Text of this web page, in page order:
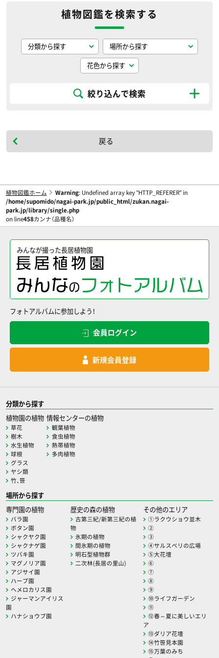
植物図鑑を検索する
絞り込んで検索
戻る
植物図鑑ホーム Warning: Undefined array key "HTTP_REFERER" in
/home/supomido/nagai-park.jp/public_html/zukan.nagai-
park.jp/library/single.php
on line458カンナ（品種名）
みんなが撮った長居植物園
フォトアルバムに参加しよう！
会員ログイン
新規会員登録
分類から探す
植物園の植物
草花
樹木
水生植物
球根
グラス
ヤシ類
竹、笹
情報センターの植物
観葉植物
食虫植物
熱帯植物
多肉植物
場所から探す
専門園の植物
バラ園
ボタン園
シャクヤク園
シャクナゲ園
ツバキ園
マグノリア園
アジサイ園
ハーブ園
ヘメロカリス園
ジャーマンアイリス
園
ハナショウブ園
歴史の森の植物
古第三紀/新第三紀の植
物
氷期の植物
間氷期の植物
明石型植物群
二次林(長居の里山)
その他のエリア
①ラクウショウ並木
②
③
④サルスベリの広場
⑤大花壇
⑥
⑦
⑧
⑨
⑩ライフガーデン
⑪
⑫春～夏に美しいエリ
ア
⑬ダリア花壇
⑭竹笹見本園
⑮万葉のみち